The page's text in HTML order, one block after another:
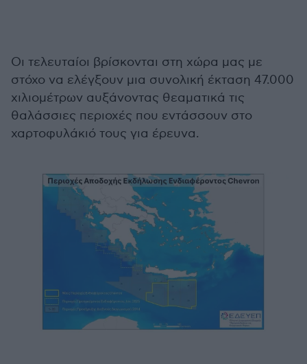
Οι τελευταίοι βρίσκονται στη χώρα μας με
στόχο να ελέγξουν μια συνολική έκταση 47.000
χιλιομέτρων αυξάνοντας θεαματικά τις
θαλάσσιες περιοχές που εντάσσουν στο
χαρτοφυλάκιό τους για έρευνα.